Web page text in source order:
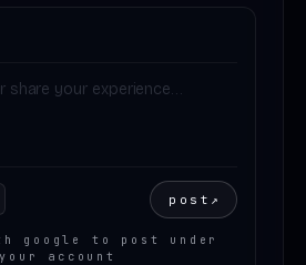
post ↗
google to post under
your account